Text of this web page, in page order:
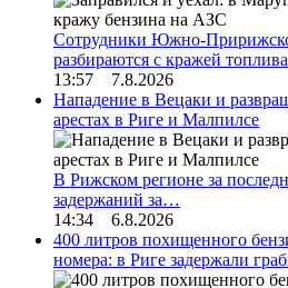
Сотрудники Южно-
разбираются с кражей
13:57 7.8.2026
Нападение в Вецаки и
арестах в Риге и Малпилсе
В Рижском регионе за
задержаний за…
14:34 6.8.2026
400 литров похищенного
номера: в Риге задержали